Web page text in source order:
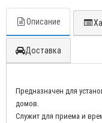
Описание
Доставка
Предназначен для
домов.
Служит для приема и